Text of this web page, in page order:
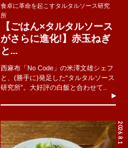
食卓に革命を起こすタルタルソース研究
所
【ごはん×タルタルソース
がさらに進化!】赤玉ねぎ
と...
西麻布「No Code」の米澤文雄シェフ
と、(勝手に)発足した“タルタルソース
研究所”。大好評の白飯と合わせて..
2026.8.1